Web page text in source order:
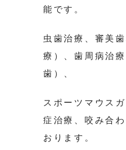
能です。
虫歯治療、審美
療）、歯周病治
歯）、
スポーツマウス
症治療、咬み合
おります。